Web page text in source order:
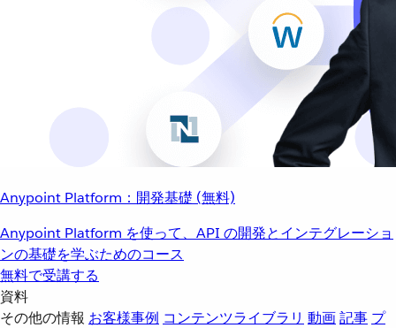
Anypoint Platform：開発基礎 (無料)
Anypoint Platform を使って、API の開発とインテグレーショ
ンの基礎を学ぶためのコース
無料で受講する
資料
その他の情報 お客様事例 コンテンツライブラリ 動画記事 プ